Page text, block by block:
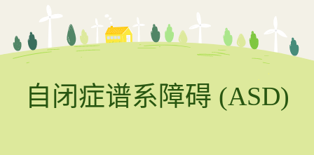
关于我们
所有服务
相关资讯
自闭症谱系障碍 (ASD)